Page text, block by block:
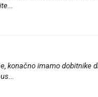
konačno imamo